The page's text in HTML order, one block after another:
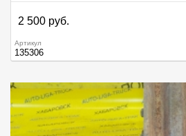
2 500 руб.
Артикул
135306